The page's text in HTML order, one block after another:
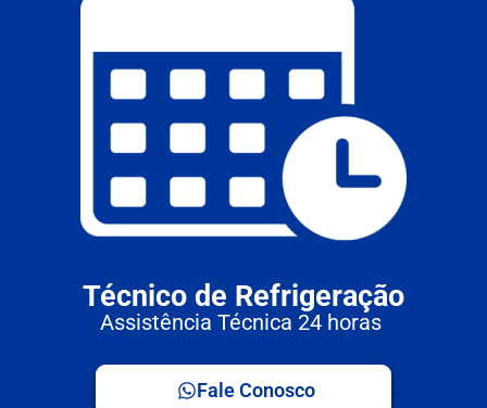
Técnico de Refrigeração
Assistência Técnica 24 horas
Fale Conosco